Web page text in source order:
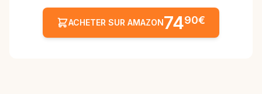
ACHETER SUR AMAZON7490€